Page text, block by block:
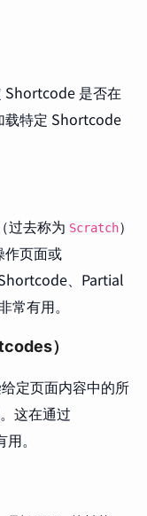
Shortcode 是否在
载特定 Shortcode
过去称为 Scratch）
页面或
、Partial
有用。
）
定页面内容中的所
这在通过
。